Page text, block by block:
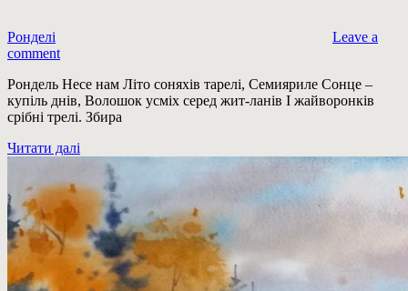
Ронделі
Leave a
comment
Рондель Несе нам Літо соняхів тарелі, Семияриле Сонце –
купіль днів, Волошок усміх серед жит-ланів І жайворонків
срібні трелі. Збира
Читати далі